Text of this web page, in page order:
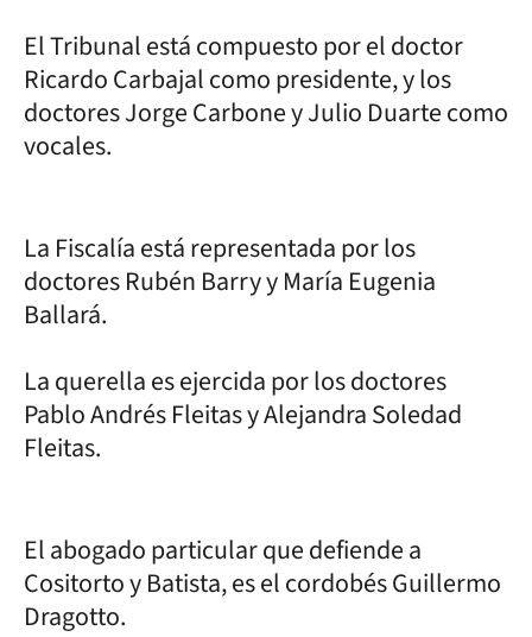
El Tribunal está compuesto por el doctor
Ricardo Carbajal como presidente, y los
doctores Jorge Carbone y Julio Duarte como
vocales.
La Fiscalía está representada por los
doctores Rubén Barry y María Eugenia
Ballará.
La querella es ejercida por los doctores
Pablo Andrés Fleitas y Alejandra Soledad
Fleitas.
El abogado particular que defiende a
Cositorto y Batista, es el cordobés Guillermo
Dragotto.